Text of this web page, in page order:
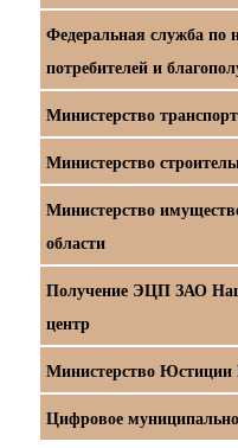
Федеральная служба по
потребителей и
Министерство
Министерство
Министерство
области
Получение ЭЦП ЗАО
центр
Министерство Юстиции
Цифровое